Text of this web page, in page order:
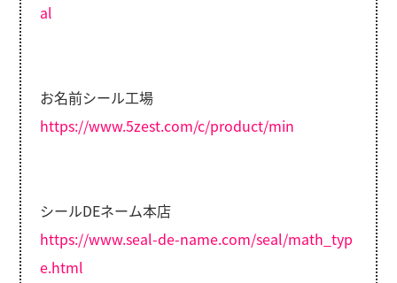
al
お名前シール工場
https://www.5zest.com/c/product/min
シールDEネーム本店
https://www.seal-de-name.com/seal/math_typ
e.html